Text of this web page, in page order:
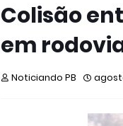
Colisão
em
Noticiando PB